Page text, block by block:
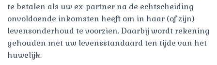
te betalen als uw ex-partner na de echtscheiding
onvoldoende inkomsten heeft om in haar (of zijn)
levensonderhoud te voorzien. Daarbij wordt rekening
gehouden met uw levensstandaard ten tijde van het
huwelijk.